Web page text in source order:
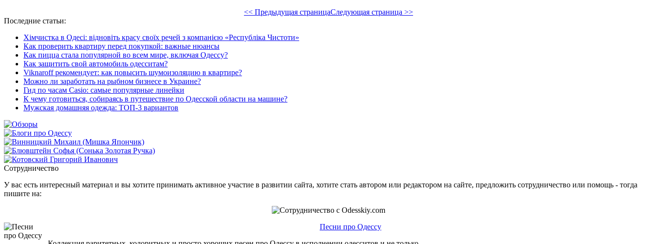
<< Предыдущая страницаСледующая страница >>
Последние статьи:
Хімчистка в Одесі: відновіть красу своїх речей з компанією «Республіка Чистоти»
Как проверить квартиру перед покупкой: важные нюансы
Как пицца стала популярной во всем мире, включая Одессу?
Как защитить свой автомобиль одесситам?
Viknaroff рекомендует: как повысить шумоизоляцию в квартире?
Можно ли заработать на рыбном бизнесе в Украине?
Гид по часам Casio: самые популярные линейки
К чему готовиться, собираясь в путешествие по Одесской области на машине?
Мужская домашняя одежда: ТОП-3 вариантов
Сотрудничество
У вас есть интересный материал и вы хотите принимать активное участие в развитии сайта, хотите стать автором или редактором на сайте, предложить сотрудничество или помощь - тогда
пишите на:
Песни про Одессу